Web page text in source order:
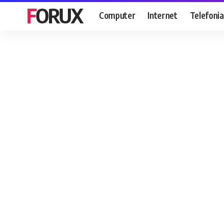
FORUX Computer Internet Telefonia